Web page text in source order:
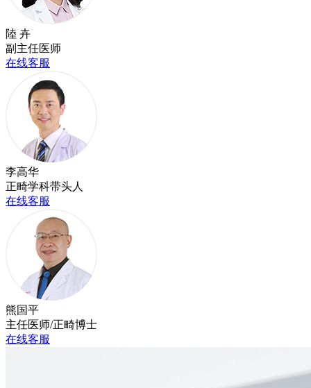
陸 卉
副主任医师
在线客服
李高华
正畸学科带头人
在线客服
熊国平
主任医师/正畸博士
在线客服